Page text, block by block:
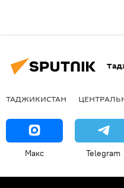
ТАДЖИКИСТАН
Макс Telegram